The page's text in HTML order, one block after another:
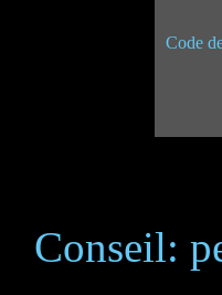
Code
Conseil: